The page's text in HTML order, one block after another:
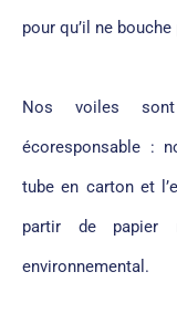
pour qu’il ne
Nos voiles
écoresponsable :
tube en carton et
partir de papier
environnemental.